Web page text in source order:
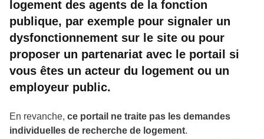
logement des agents de la fonction
publique, par exemple pour signaler un
dysfonctionnement sur le site ou pour
proposer un partenariat avec le portail si
vous êtes un acteur du logement ou un
employeur public.
En revanche, ce portail ne traite pas les demandes
individuelles de recherche de logement.